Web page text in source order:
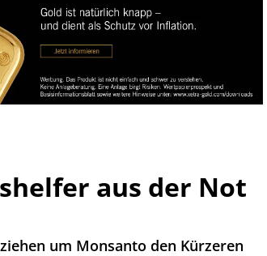
aus der Not
um Monsanto den Kürzeren